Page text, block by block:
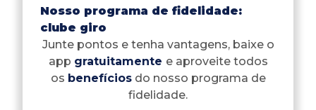
Nosso programa de fidelidade:
clube giro
Junte pontos e tenha vantagens, baixe o
app gratuitamente e aproveite todos
os benefícios do nosso programa de
fidelidade.